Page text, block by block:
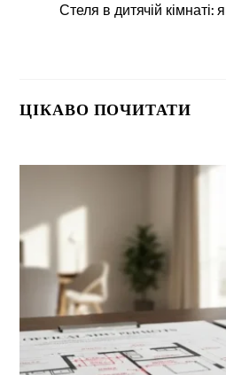
Стеля в дитячій кімнаті:
ЦІКАВО ПОЧИТАТИ